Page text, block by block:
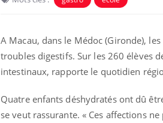
A Macau, dans le Médoc (Gironde),
troubles digestifs. Sur les 260 élèves
intestinaux, rapporte le quotidien
Quatre enfants déshydratés ont dû
se veut rassurante. « Ces affections